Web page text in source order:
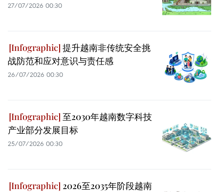
27/07/2026 00:30
提升越南非传统安全挑
战防范和应对意识与责任感
26/07/2026 00:30
至2030年越南数字科技
产业部分发展目标
25/07/2026 00:30
2026至2035年阶段越南